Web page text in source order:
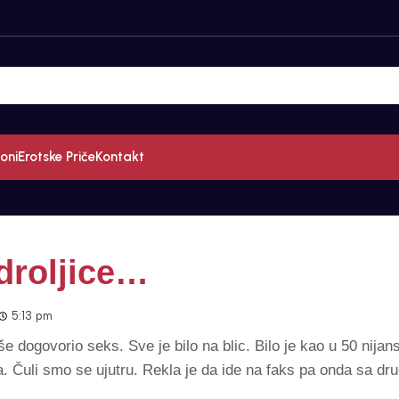
Erotske PričeKontakt
5:13 pm
dogovorio seks. Sve je bilo na blic. Bilo je kao u 50
Čuli smo se ujutru. Rekla je da ide na faks pa onda sa